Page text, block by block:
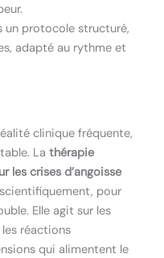
un protocole structuré,
adapté au rythme et
clinique fréquente,
Lathérapie
les crises d’angoisse
pour
Elle agit sur les
réactions
qui alimentent le